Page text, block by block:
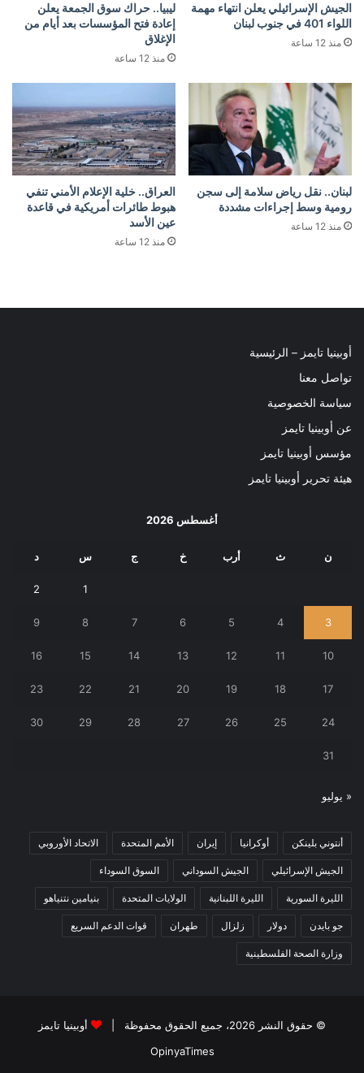
الجيش الإسرائيلي يعلن انتهاء مهمة
اللواء 401 في جنوب لبنان
منذ 12 ساعة
ليبيا.. حراك سوق الجمعة يعلن
إعادة فتح المؤسسات بعد أيام من
الإغلاق
منذ 12 ساعة
لبنان.. نقل رياض سلامة إلى سجن
رومية وسط إجراءات مشددة
منذ 12 ساعة
العراق.. خلية الإعلام الأمني تنفي
هبوط طائرات أمريكية في قاعدة
عين الأسد
منذ 12 ساعة
أوبينيا تايمز – الرئيسية
تواصل معنا
سياسة الخصوصية
عن أوبينيا تايمز
مؤسس أوبينيا تايمز
هيئة تحرير أوبينيا تايمز
أغسطس 2026
ن ث أرب خ ج س د
1
2
3
4
5
6
7
8
9
10
11
12
13
14
15
16
17
18
19
20
21
22
23
24
25
26
27
28
29
30
31
« يوليو
أنتوني بلينكن أوكرانيا إيران الأمم المتحدة الاتحاد الأوروبي
الجيش الإسرائيلي الجيش السوداني السوق السوداء
الليرة السورية الليرة اللبنانية الولايات المتحدة بنيامين نتنياهو
جو بايدن دولار زلزال طهران قوات الدعم السريع
وزارة الصحة الفلسطينية
© حقوق النشر 2026، جميع الحقوق محفوظة |
أوبينيا تايمز
OpinyaTimes